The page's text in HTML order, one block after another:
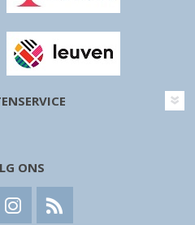
ONS